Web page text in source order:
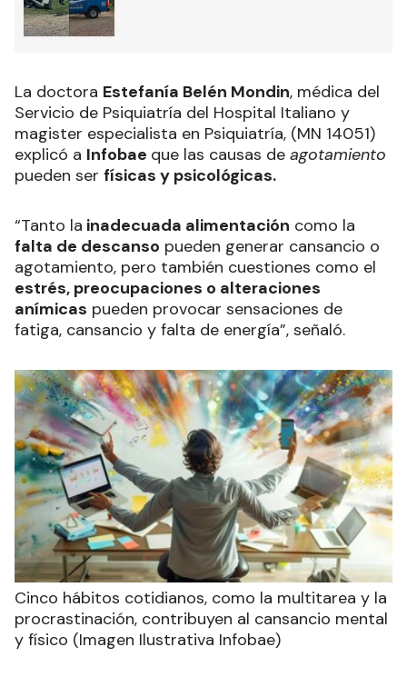
La doctora Estefanía Belén Mondin, médica del
Servicio de Psiquiatría del Hospital Italiano y
magister especialista en Psiquiatría, (MN 14051)
explicó a Infobae que las causas de agotamiento
pueden ser físicas y psicológicas.
“Tanto la inadecuada alimentación como la
falta de descanso pueden generar cansancio o
agotamiento, pero también cuestiones como el
estrés, preocupaciones o alteraciones
anímicas pueden provocar sensaciones de
fatiga, cansancio y falta de energía”, señaló.
Cinco hábitos cotidianos, como la multitarea y la
procrastinación, contribuyen al cansancio mental
y físico (Imagen Ilustrativa Infobae)